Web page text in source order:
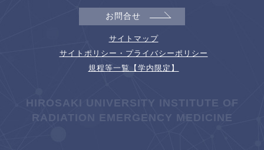
お問合せ
サイトマップ
サイトポリシー・プライバシーポリシー
規程等一覧【学内限定】
HIROSAKI UNIVERSITY INSTITUTE OF
RADIATION EMERGENCY MEDICINE